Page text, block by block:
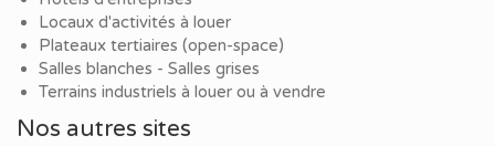
Locaux d'activités à louer
Plateaux tertiaires (open-space)
Salles blanches - Salles grises
Terrains industriels à louer ou à vendre
Nos autres sites